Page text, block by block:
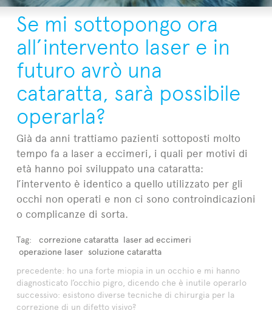
DR. LONGO
CONTATTI
Se mi sottopongo ora
all’intervento laser e in
futuro avrò una
cataratta, sarà possibile
operarla?
Già da anni trattiamo pazienti sottoposti molto
tempo fa a laser a eccimeri, i quali per motivi di
età hanno poi sviluppato una cataratta:
l’intervento è identico a quello utilizzato per gli
occhi non operati e non ci sono controindicazioni
o complicanze di sorta.
Tag: correzione cataratta laser ad eccimeri
operazione laser soluzione cataratta
precedente: ho una forte miopia in un occhio e mi hanno
diagnosticato l’occhio pigro, dicendo che è inutile operarlo
successivo: esistono diverse tecniche di chirurgia per la
correzione di un difetto visivo?